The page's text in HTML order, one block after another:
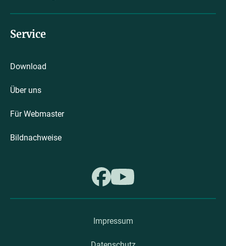
Service
Download
Über uns
Für Webmaster
Bildnachweise
Impressum